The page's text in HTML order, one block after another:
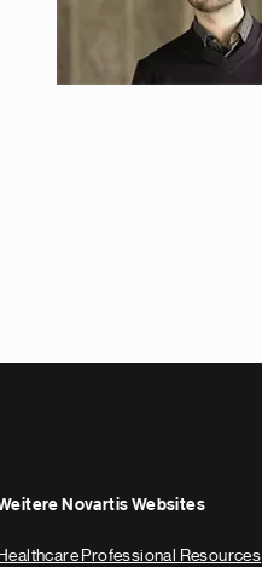
Novartis Websites
Healthcare Professional Resources